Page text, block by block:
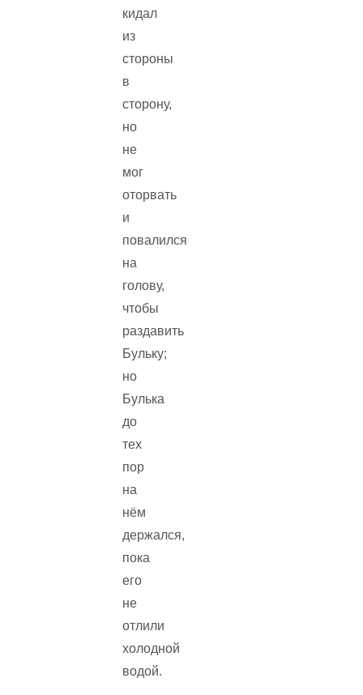
кидал
из
стороны
в
сторону,
но
не
мог
оторвать
и
повалился
на
голову,
чтобы
раздавить
Бульку;
но
Булька
до
тех
пор
на
нём
держался,
пока
его
не
отлили
холодной
водой.